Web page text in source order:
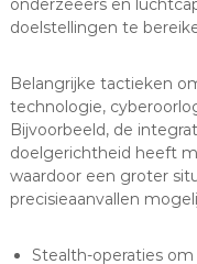
onderzeeërs en
doelstellingen te
Belangrijke tactieken
technologie,
Bijvoorbeeld, de
doelgerichtheid heeft
waardoor een groter
precisieaanvallen
Stealth-operaties